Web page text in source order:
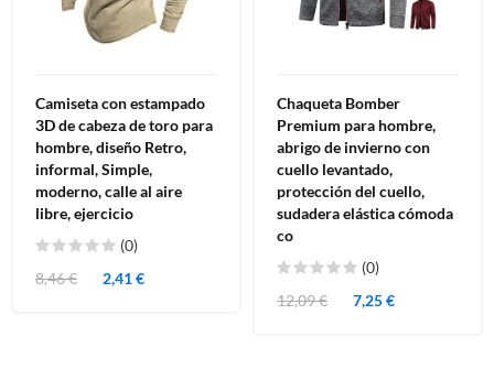
Camiseta con estampado
3D de cabeza de toro para
hombre, diseño Retro,
informal, Simple,
moderno, calle al aire
libre, ejercicio
(0)
8,46 €
2,41 €
Chaqueta Bomber
Premium para hombre,
abrigo de invierno con
cuello levantado,
protección del cuello,
sudadera elástica cómoda
co
(0)
12,09 €
7,25 €